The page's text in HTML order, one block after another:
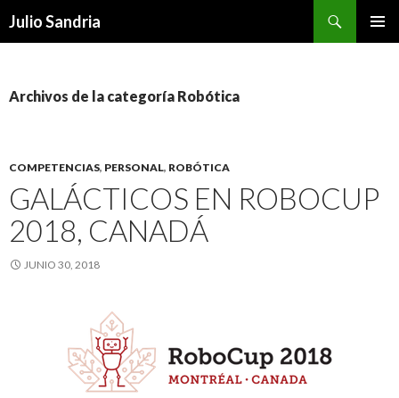
Julio Sandria
Archivos de la categoría Robótica
COMPETENCIAS, PERSONAL, ROBÓTICA
GALÁCTICOS EN ROBOCUP
2018, CANADÁ
JUNIO 30, 2018